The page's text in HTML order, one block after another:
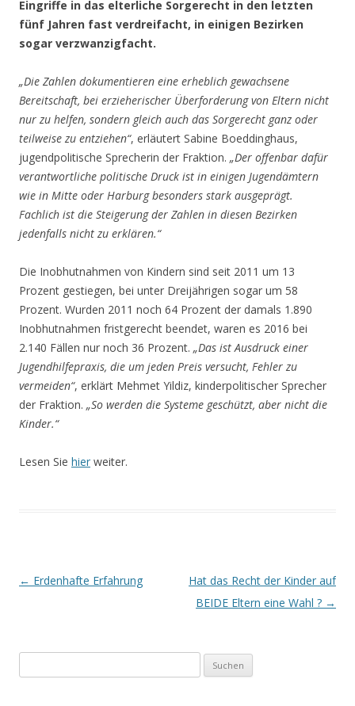
Eingriffe in das elterliche Sorgerecht in den letzten
fünf Jahren fast verdreifacht, in einigen Bezirken
sogar verzwanzigfacht.
„Die Zahlen dokumentieren eine erheblich gewachsene
Bereitschaft, bei erzieherischer Überforderung von Eltern nicht
nur zu helfen, sondern gleich auch das Sorgerecht ganz oder
teilweise zu entziehen“, erläutert Sabine Boeddinghaus,
jugendpolitische Sprecherin der Fraktion. „Der offenbar dafür
verantwortliche politische Druck ist in einigen Jugendämtern
wie in Mitte oder Harburg besonders stark ausgeprägt.
Fachlich ist die Steigerung der Zahlen in diesen Bezirken
jedenfalls nicht zu erklären.“
Die Inobhutnahmen von Kindern sind seit 2011 um 13
Prozent gestiegen, bei unter Dreijährigen sogar um 58
Prozent. Wurden 2011 noch 64 Prozent der damals 1.890
Inobhutnahmen fristgerecht beendet, waren es 2016 bei
2.140 Fällen nur noch 36 Prozent. „Das ist Ausdruck einer
Jugendhilfepraxis, die um jeden Preis versucht, Fehler zu
vermeiden“, erklärt Mehmet Yildiz, kinderpolitischer Sprecher
der Fraktion. „So werden die Systeme geschützt, aber nicht die
Kinder.“
Lesen Sie hier weiter.
Beitrags-
← Erdenhafte Erfahrung
Hat das Recht der Kinder auf
BEIDE Eltern eine Wahl ? →
nach: